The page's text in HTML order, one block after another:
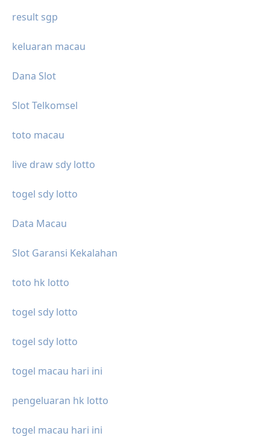
result sgp
keluaran macau
Dana Slot
Slot Telkomsel
toto macau
live draw sdy lotto
togel sdy lotto
Data Macau
Slot Garansi Kekalahan
toto hk lotto
togel sdy lotto
togel sdy lotto
togel macau hari ini
pengeluaran hk lotto
togel macau hari ini